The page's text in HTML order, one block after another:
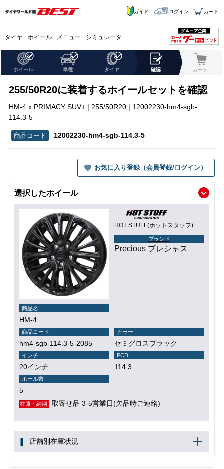
タイヤ ホイール メニュー シミュレータ
ガイド ログイン カート
ホイール 車種 タイヤ 確認 カート
255/50R20に装着するホイールセットを確認
HM-4 x PRIMACY SUV+ | 255/50R20 | 12002230-hm4-sgb-
114.3-5
12002230-hm4-sgb-114.3-5
お気に入り登録（会員登録/ログイン）
選択したホイール
HOT STUFF(ホットスタッフ)
ブランド
Precious プレシャス
商品名
HM-4
商品コード
hm4-sgb-114.3-5-2085
カラー
セミグロスブラック
インチ
20インチ
PCD
114.3
ホール数
5
在庫・納期 取寄せ品 3-5営業日(欠品時ご連絡)
店舗別在庫状況